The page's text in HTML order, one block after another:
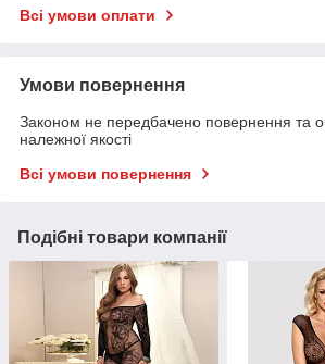
Всі умови оплати
Умови повернення
Законом не передбачено повернення та
належної якості
Всі умови повернення
Подібні товари компанії